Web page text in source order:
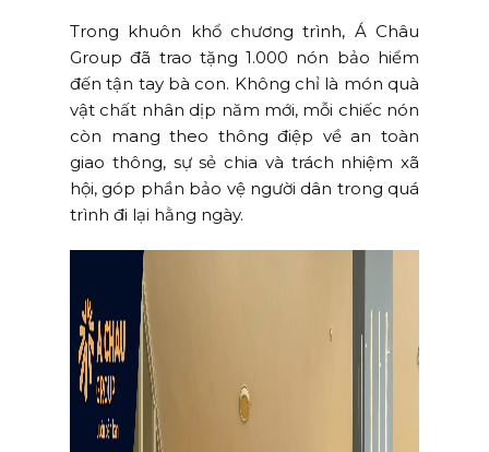
Trong khuôn khổ chương trình, Á Châu
Group đã trao tặng 1.000 nón bảo hiểm
đến tận tay bà con. Không chỉ là món quà
vật chất nhân dịp năm mới, mỗi chiếc nón
còn mang theo thông điệp về an toàn
giao thông, sự sẻ chia và trách nhiệm xã
hội, góp phần bảo vệ người dân trong quá
trình đi lại hằng ngày.